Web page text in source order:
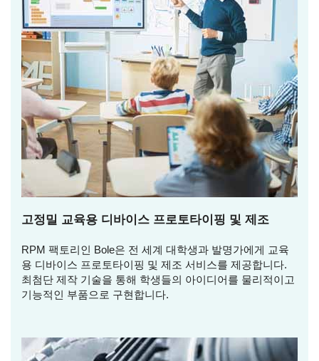
고정밀 교육용 디바이스 프로토타이핑 및 제조
RPM 팩토리인 Bole은 전 세계 대학생과 발명가에게 교육
용 디바이스 프로토타이핑 및 제조 서비스를 제공합니다.
최첨단 제작 기술을 통해 학생들의 아이디어를 물리적이고
기능적인 부품으로 구현합니다.